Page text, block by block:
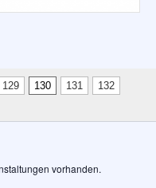
129 130 131
132
vorhanden.